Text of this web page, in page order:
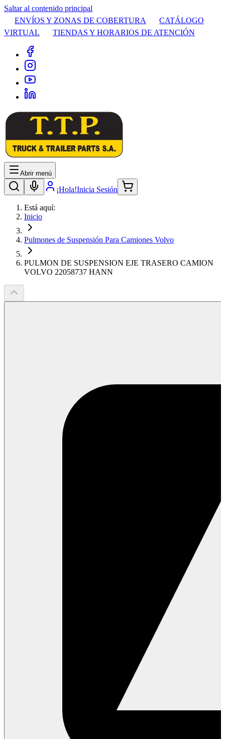
Saltar al contenido principal
ENVÍOS Y ZONAS DE COBERTURA
CATÁLOGO
VIRTUAL
TIENDAS Y HORARIOS DE ATENCIÓN
Abrir menú
¡Hola!Inicia Sesión
Está aquí:
Inicio
Pulmones de Suspensión Para Camiones Volvo
PULMON DE SUSPENSION EJE TRASERO CAMION
VOLVO 22058737 HANN